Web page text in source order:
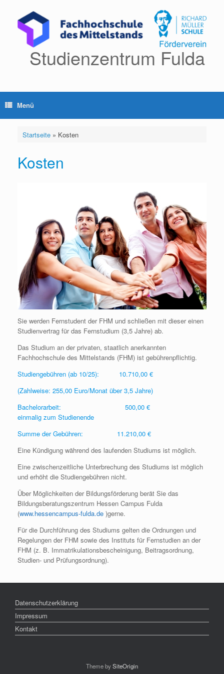
springen
Studienzentrum Fulda
Menü
Startseite» Kosten
Kosten
Sie werden Fernstudent der FHM und schließen mit dieser einen
Studienvertrag für das Fernstudium (3,5 Jahre) ab.
Das Studium an der privaten, staatlich anerkannten
Fachhochschule des Mittelstands (FHM) ist gebührenpflichtig.
Studiengebühren (ab 10/25): 10.710,00 €
(Zahlweise: 255,00 Euro/Monat über 3,5 Jahre)
Bachelorarbeit: 500,00 €
einmalig zum Studienende
Summe der Gebühren: 11.210,00 €
Eine Kündigung während des laufenden Studiums ist möglich.
Eine zwischenzeitliche Unterbrechung des Studiums ist möglich
und erhöht die Studiengebühren nicht.
Über Möglichkeiten der Bildungsförderung berät Sie das
Bildungsberatungszentrum Hessen Campus Fulda
(www.hessencampus-fulda.de )gerne.
Für die Durchführung des Studiums gelten die Ordnungen und
Regelungen der FHM sowie des Instituts für Fernstudien an der
FHM (z. B. Immatrikulationsbescheinigung, Beitragsordnung,
Studien- und Prüfungsordnung).
Datenschutzerklärung
Impressum
Kontakt
Theme bySiteOrigin